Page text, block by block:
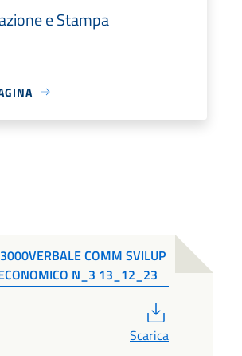
e Stampa
COMM SVILUP
N_3 13_12_23
Scarica